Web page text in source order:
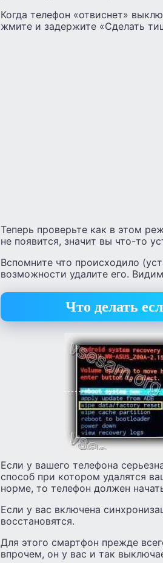
Когда телефон «отвиснет»
жмите и задержите «Сделать
Теперь проверьте как в этом
не появится, значит вы что-то
Вспомните что происходило
возможности удалите его.
Что делать
Если у вашего телефона
способ при котором удалятся
норме, то телефон должен
Если у вас включена
восстановятся.
Для этого смартфон прежде
впрочем, он у вас и так